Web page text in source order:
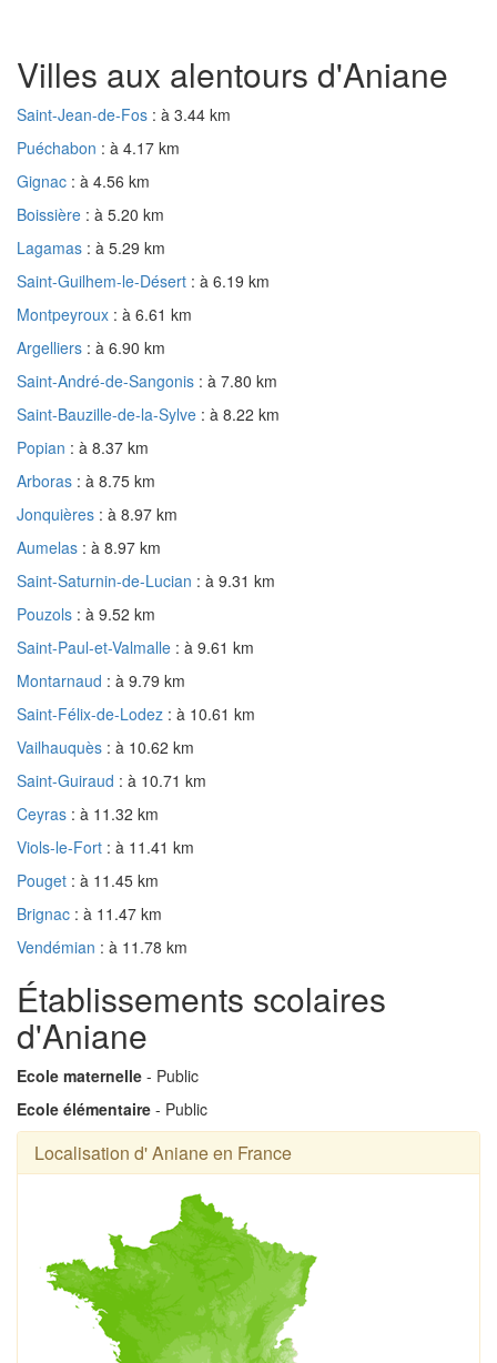
Villes aux alentours d'Aniane
Saint-Jean-de-Fos : à 3.44 km
Puéchabon : à 4.17 km
Gignac : à 4.56 km
Boissière : à 5.20 km
Lagamas : à 5.29 km
Saint-Guilhem-le-Désert : à 6.19 km
Montpeyroux : à 6.61 km
Argelliers : à 6.90 km
Saint-André-de-Sangonis : à 7.80 km
Saint-Bauzille-de-la-Sylve : à 8.22 km
Popian : à 8.37 km
Arboras : à 8.75 km
Jonquières : à 8.97 km
Aumelas : à 8.97 km
Saint-Saturnin-de-Lucian : à 9.31 km
Pouzols : à 9.52 km
Saint-Paul-et-Valmalle : à 9.61 km
Montarnaud : à 9.79 km
Saint-Félix-de-Lodez : à 10.61 km
Vailhauquès : à 10.62 km
Saint-Guiraud : à 10.71 km
Ceyras : à 11.32 km
Viols-le-Fort : à 11.41 km
Pouget : à 11.45 km
Brignac : à 11.47 km
Vendémian : à 11.78 km
Établissements scolaires
d'Aniane
Ecole maternelle - Public
Ecole élémentaire - Public
Localisation d' Aniane en France